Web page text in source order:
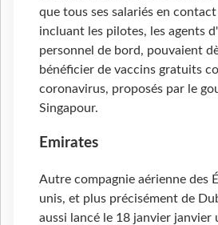
que tous ses salariés en
incluant les pilotes, les agents
personnel de bord, pouvaient
bénéficier de vaccins gratuits
coronavirus, proposés par le
Singapour.
Emirates
Autre compagnie aérienne des
unis, et plus précisément de
aussi lancé le 18 janvier janvier